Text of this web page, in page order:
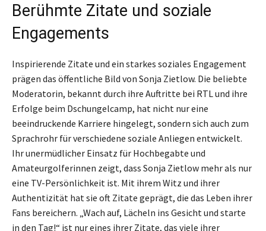
Berühmte Zitate und soziale
Engagements
Inspirierende Zitate und ein starkes soziales Engagement
prägen das öffentliche Bild von Sonja Zietlow. Die beliebte
Moderatorin, bekannt durch ihre Auftritte bei RTL und ihre
Erfolge beim Dschungelcamp, hat nicht nur eine
beeindruckende Karriere hingelegt, sondern sich auch zum
Sprachrohr für verschiedene soziale Anliegen entwickelt.
Ihr unermüdlicher Einsatz für Hochbegabte und
Amateurgolferinnen zeigt, dass Sonja Zietlow mehr als nur
eine TV-Persönlichkeit ist. Mit ihrem Witz und ihrer
Authentizität hat sie oft Zitate geprägt, die das Leben ihrer
Fans bereichern. „Wach auf, Lächeln ins Gesicht und starte
in den Tag!“ ist nur eines ihrer Zitate, das viele ihrer